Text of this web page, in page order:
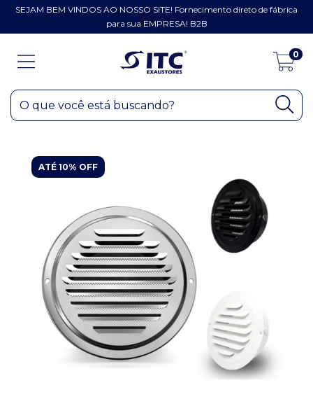
SEJAM BEM VINDOS AO NOSSO SITE! Fornecimento direto de fábrica
para sua EMPRESA! B2B
0
ATÉ 10% OFF